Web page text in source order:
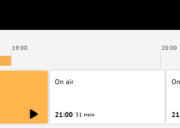
19:00 20:00
On air
21:00 31 мин